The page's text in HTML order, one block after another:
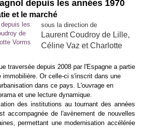
depuis les années 1970
et le marché
sous la direction de
Laurent Coudroy de Lille,
Céline Vaz et Charlotte
traversée depuis 2008 par l'Espagne a partie
immobilière. Or celle-ci s'inscrit dans une
dans ce pays. L'ouvrage en
et une lecture dynamique.
des institutions au tournant des années
accompagnée de l'avènement de nouvelles
permettant une modernisation accélérée